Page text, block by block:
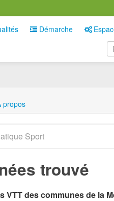
Démarche
propos
trouvé
VTT des communes de la